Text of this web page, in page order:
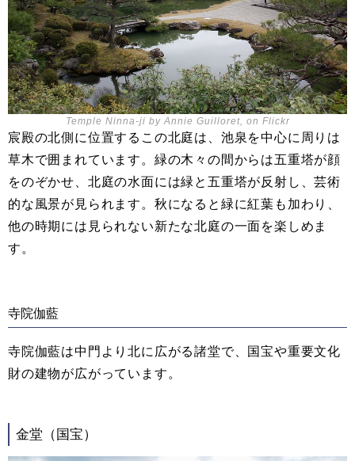
Temple Ninna-ji by Annie Guilloret, on Flickr
宸殿の北側に位置するこの北庭は、池泉を中心に周りは
草木で囲まれています。緑の木々の間からは五重塔が顔
をのぞかせ、北庭の水面には緑と五重塔が反射し、芸術
的な風景が見られます。秋になると緑に紅葉も加わり、
他の時期には見られない新たな北庭の一面を楽しめま
す。
寺院伽藍
寺院伽藍は中門より北に広がる諸堂で、国宝や重要文化
財の建物が広がっています。
金堂（国宝）